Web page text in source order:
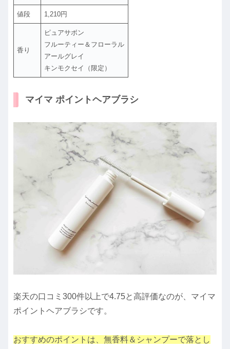
値段 1,210円
香り
ピュアサボン
フルーティー＆フローラル
アールグレイ
キンモクセイ（限定）
マイマ ポイントヘアブラシ
楽天の口コミ300件以上で4.75と高評価なのが、マイマ
ポイントヘアブラシです。
おすすめのポイントは、無香料＆シャンプーで落とし